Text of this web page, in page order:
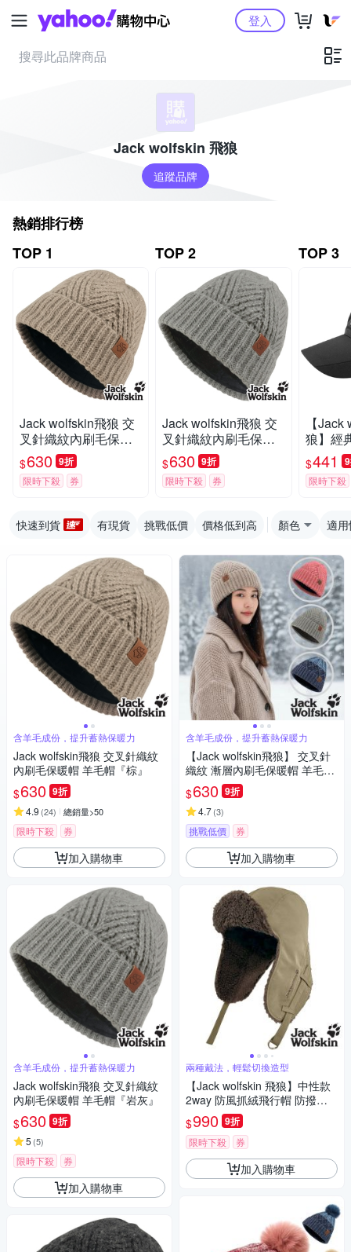
Yahoo購物中心登入
Jack wolfskin 飛狼
追蹤品牌
熱銷排行榜
TOP 1
Jack wolfskin飛狼 交
叉針織紋內刷毛保暖
帽 羊毛帽『棕』
$630 9折
限時下殺 券
TOP 2
Jack wolfskin飛狼 交
叉針織紋內刷毛保暖
帽 羊毛帽『岩灰』
$630 9折
限時下殺 券
TOP 3
【
狼】經
氣棒
$441
限時下殺
快速到貨 有現貨 挑戰低價 價格低到高 顏色 適
含羊毛成份，提升蓄熱保暖力
Jack wolfskin飛狼 交叉針織紋
內刷毛保暖帽 羊毛帽『棕』
$630 9折
4.9 (24) 總銷量>50
限時下殺 券
加入購物車
含羊毛成份，提升蓄熱保暖力
Jack wolfskin飛狼 交叉針織紋
內刷毛保暖帽 羊毛帽『岩灰』
$630 9折
5 (5)
限時下殺 券
加入購物車
含羊毛成份，提升蓄熱保暖力
【Jack wolfskin飛狼】 交叉針
織紋 漸層內刷毛保暖帽 羊毛帽
『多款可選』
$630 9折
4.7(3)
挑戰低價 券
加入購物車
兩種戴法，輕鬆切換造型
【Jack wolfskin 飛狼】中性款
2way 防風抓絨飛行帽 防撥水
保暖帽『棕卡其』
$990 9折
限時下殺 券
加入購物車